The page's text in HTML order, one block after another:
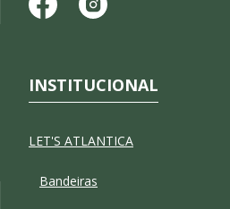
INSTITUCIONAL
LET'S ATLANTICA
Bandeiras